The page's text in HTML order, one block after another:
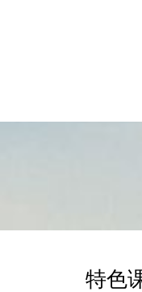
特色